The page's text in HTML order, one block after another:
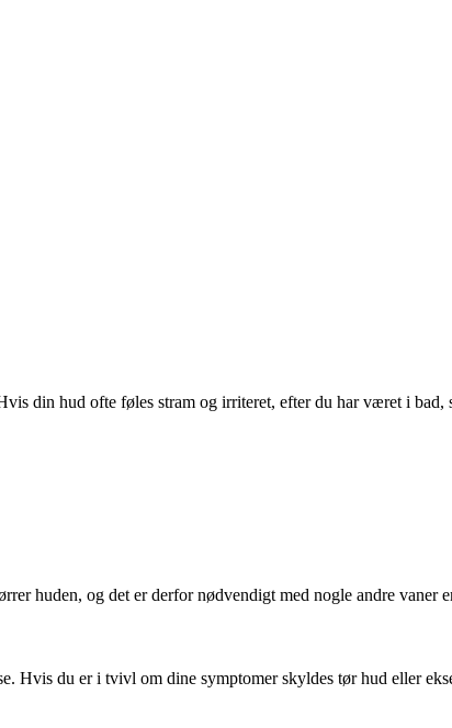
din hud ofte føles stram og irriteret, efter du har været i bad,
huden, og det er derfor nødvendigt med nogle andre vaner
Hvis du er i tvivl om dine symptomer skyldes tør hud eller